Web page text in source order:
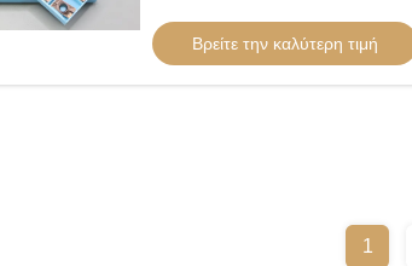
Βρείτε την καλύτερη τιμή
1